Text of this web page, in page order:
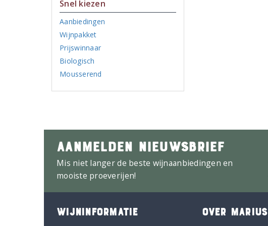
Snel kiezen
Aanbiedingen
Wijnpakket
Prijswinnaar
Biologisch
Mousserend
AANMELDEN NIEUWSBRIEF
Mis niet langer de beste wijnaanbiedingen en
mooiste proeverijen!
WIJNINFORMATIE OVER MARIUS